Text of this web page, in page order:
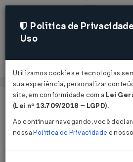
Página Inicial Legislações
Convênio ICMS
Política de
Uso
Utilizamos cookies e tecnologias
sua experiência, personalizar
site, em conformidade com a Lei
(Lei nº 13.709/2018 – LGPD).
Ao continuar navegando, você
nossaPolítica de Privacidade e nosso